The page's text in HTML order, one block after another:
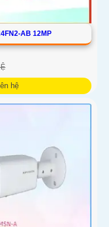
AB 12MP
hệ
dụng công nghệ
tốt trong môi trường